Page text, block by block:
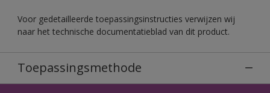
Voor gedetailleerde toepassingsinstructies verwijzen wij
naar het technische documentatieblad van dit product.
Toepassingsmethode